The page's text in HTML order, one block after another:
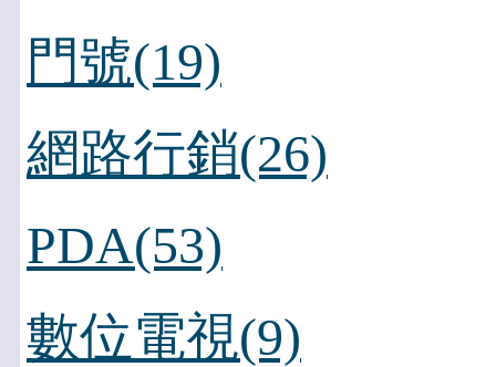
門號(19)
網路行銷(26)
PDA(53)
數位電視(9)